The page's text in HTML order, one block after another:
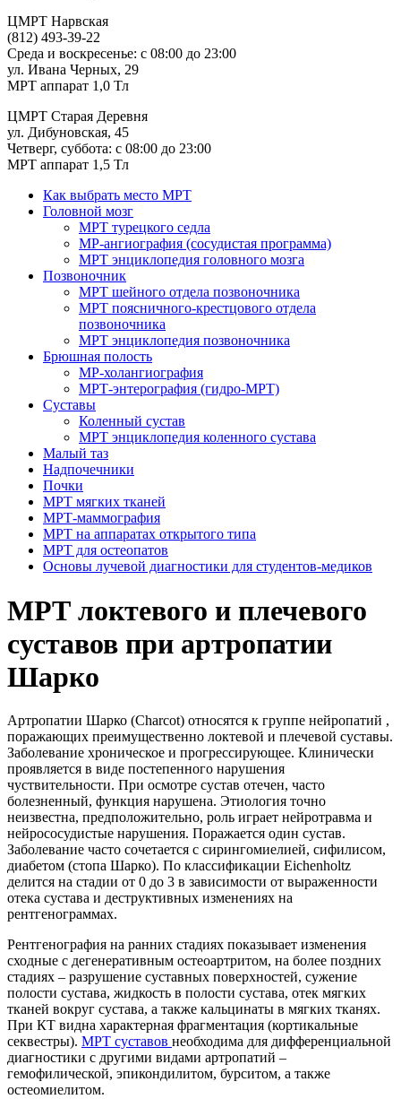
ЦМРТ Нарвская
(812) 493-39-22
Среда и воскресенье: с 08:00 до 23:00
ул. Ивана Черных, 29
МРТ аппарат 1,0 Тл
ЦМРТ Старая Деревня
ул. Дибуновская, 45
Четверг, суббота: с 08:00 до 23:00
МРТ аппарат 1,5 Тл
Как выбрать место МРТ
Головной мозг
МРТ турецкого седла
МР-ангиография (сосудистая программа)
МРТ энциклопедия головного мозга
Позвоночник
МРТ шейного отдела позвоночника
МРТ поясничного-крестцового отдела
позвоночника
МРТ энциклопедия позвоночника
Брюшная полость
МР-холангиография
МРТ-энтерография (гидро-МРТ)
Суставы
Коленный сустав
МРТ энциклопедия коленного сустава
Малый таз
Надпочечники
Почки
МРТ мягких тканей
МРТ-маммография
МРТ на аппаратах открытого типа
МРТ для остеопатов
Основы лучевой диагностики для студентов-медиков
МРТ локтевого и плечевого
суставов при артропатии
Шарко
Артропатии Шарко (Charcot) относятся к группе нейропатий ,
поражающих преимущественно локтевой и плечевой суставы.
Заболевание хроническое и прогрессирующее. Клинически
проявляется в виде постепенного нарушения
чуствительности. При осмотре сустав отечен, часто
болезненный, функция нарушена. Этиология точно
неизвестна, предположительно, роль играет нейротравма и
нейрососудистые нарушения. Поражается один сустав.
Заболевание часто сочетается с сирингомиелией, сифилисом,
диабетом (стопа Шарко). По классификации Eichenholtz
делится на стадии от 0 до 3 в зависимости от выраженности
отека сустава и деструктивных изменениях на
рентгенограммах.
Рентгенография на ранних стадиях показывает изменения
сходные с дегенеративным остеоартритом, на более поздних
стадиях – разрушение суставных поверхностей, сужение
полости сустава, жидкость в полости сустава, отек мягких
тканей вокруг сустава, а также кальцинаты в мягких тканях.
При КТ видна характерная фрагментация (кортикальные
секвестры). МРТ суставов необходима для дифференциальной
диагностики с другими видами артропатий –
гемофилической, эпикондилитом, бурситом, а также
остеомиелитом.